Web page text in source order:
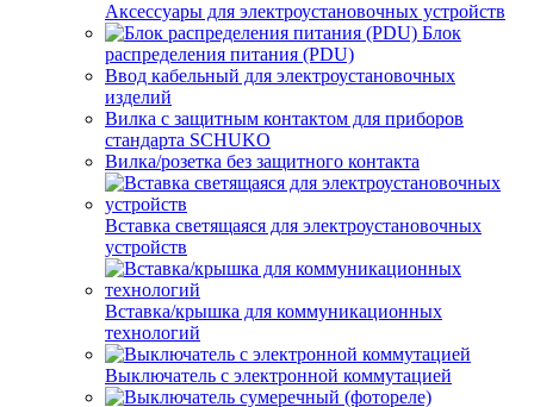
Аксессуары для электроустановочных устройств
Блок
распределения питания (PDU)
Ввод кабельный для электроустановочных
изделий
Вилка с защитным контактом для приборов
стандарта SCHUKO
Вилка/розетка без защитного контакта
Вставка светящаяся для электроустановочных
устройств
Вставка/крышка для коммуникационных
технологий
Выключатель с электронной коммутацией